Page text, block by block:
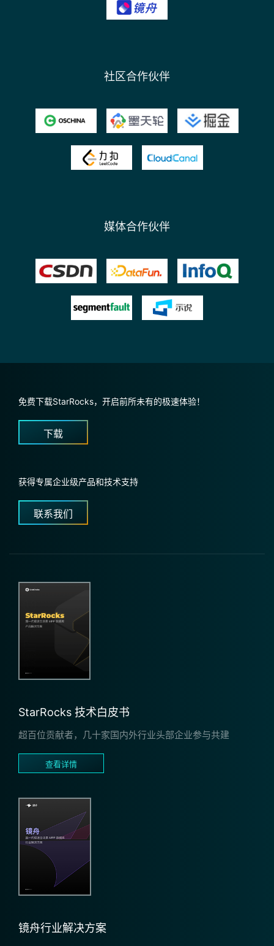
社区合作伙伴
媒体合作伙伴
免费下载StarRocks，开启前所未有的极速体验！
下载
获得专属企业级产品和技术支持
联系我们
StarRocks 技术白皮书
超百位贡献者，⼏⼗家国内外⾏业头部企业参与共建
查看详情
镜舟行业解决方案